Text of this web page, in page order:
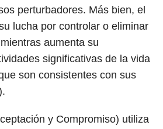
perturbadores. Más bien, el
lucha por controlar o eliminar
aumenta su
significativas de la vida
son consistentes con sus
y Compromiso) utiliza